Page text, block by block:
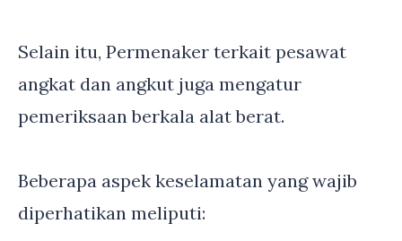
Selain itu, Permenaker terkait pesawat
angkat dan angkut juga mengatur
pemeriksaan berkala alat berat.
Beberapa aspek keselamatan yang wajib
diperhatikan meliputi: